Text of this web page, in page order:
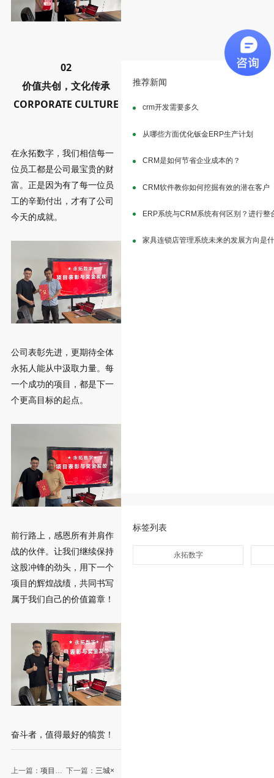
02
价值共创，文化传承
CORPORATE CULTURE
在永拓数字，我们相信每一
位员工都是公司最宝贵的财
富。正是因为有了每一位员
工的辛勤付出，才有了公司
今天的成就。
公司表彰先进，更期待全体
永拓人能从中汲取力量。每
一个成功的项目，都是下一
个更高目标的起点。
前行路上，感恩所有并肩作
战的伙伴。让我们继续保持
这股冲锋的劲头，用下一个
项目的辉煌战绩，共同书写
属于我们自己的价值篇章！
奋斗者，值得最好的犒赏！
上一篇： 项目启
下一篇： 三城×
推荐新闻
crm开发需要多久
从哪些方面优化钣金ERP生产计划
CRM是如何节省企业成本的？
CRM软件教你如何挖掘有效的潜在客户
ERP系统与CRM系统有何区别？进行整
家具连锁店管理系统未来的发展方向是
标签列表
永拓数字